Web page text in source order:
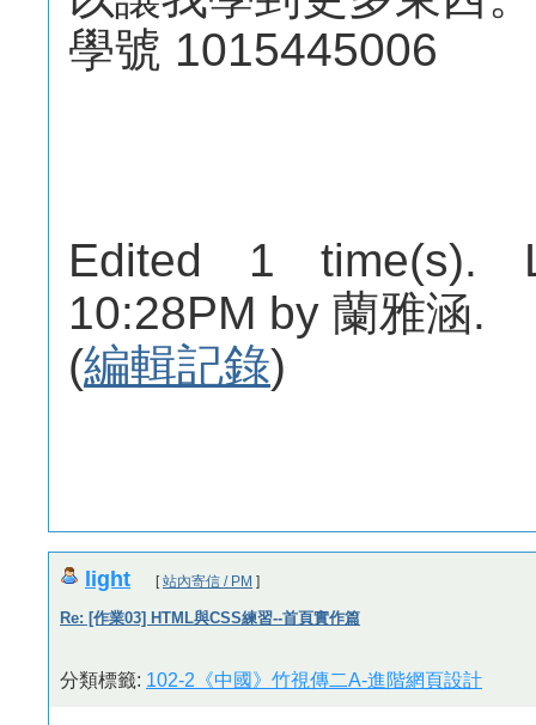
學號 1015445006
Edited 1 time(s).
10:28PM by 蘭雅涵.
(編輯記錄)
light [站內寄信 / PM ]
Re: [作業03] HTML與CSS練習--首頁實作篇
分類標籤: 102-2《中國》竹視傳二A-進階網頁設計